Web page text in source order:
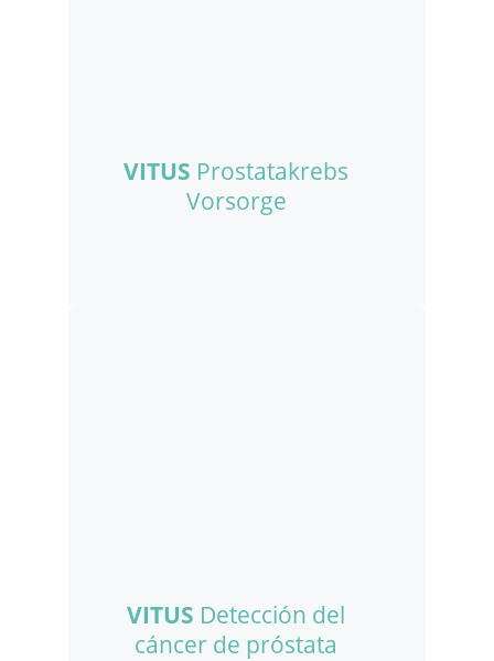
VITUS Prostatakrebs
Vorsorge
VITUS Detección del
cáncer de próstata